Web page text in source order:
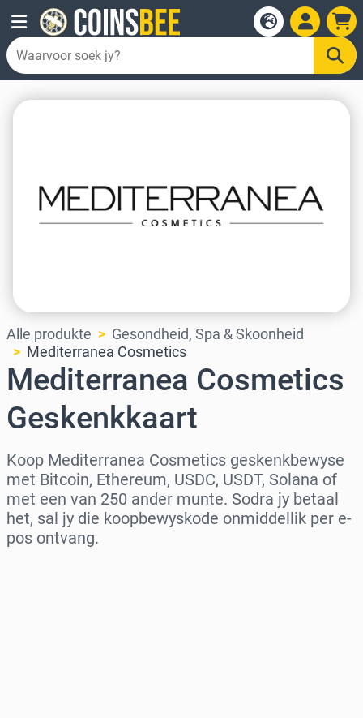
Alle produkte
Gesondheid, Spa & Skoonheid
Mediterranea Cosmetics
Mediterranea Cosmetics
Geskenkkaart
Koop Mediterranea Cosmetics geskenkbewyse
met Bitcoin, Ethereum, USDC, USDT, Solana of
met een van 250 ander munte. Sodra jy betaal
het, sal jy die koopbewyskode onmiddellik per e-
pos ontvang.